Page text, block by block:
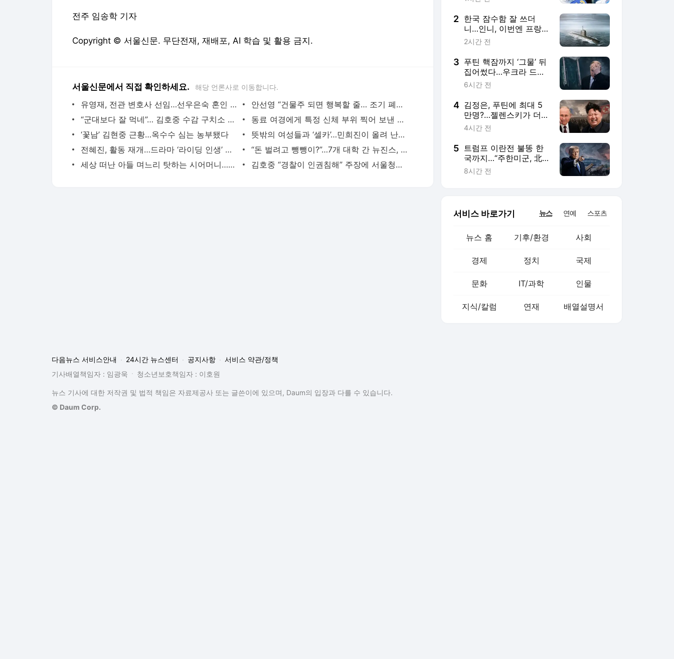
전주 임송학 기자
Copyright © 서울신문. 무단전재, 재배포, AI 학습 및 활용 금지.
서울신문에서 직접 확인하세요. 해당 언론사로 이동합니다.
유영재, 전관 변호사 선임…선우은숙 혼인 취소소송 대응
안선영 “건물주 되면 행복할 줄… 조기 폐경·번아웃”
“군대보다 잘 먹네”… 김호중 수감 구치소 식단 ‘화제’
동료 여경에게 특정 신체 부위 찍어 보낸 현직 경찰관
‘꽃남’ 김현중 근황…옥수수 심는 농부됐다
뜻밖의 여성들과 ‘셀카’…민희진이 올려 난리 난 사진
전혜진, 활동 재개…드라마 ‘라이딩 인생’ 출연 확정
“돈 벌려고 뺑뺑이?”…7개 대학 간 뉴진스, 수익금 ‘전액’ 기부
세상 떠난 아들 며느리 탓하는 시어머니…상속도 거부
김호중 “경찰이 인권침해” 주장에 서울청장 “동의 어렵다”
2 한국 잠수함 잘 쓰더
니…인니, 이번엔 프랑스
와 직접 만든다 [밀리터
2시간 전
3 푸틴 핵잠까지 ‘그물’ 뒤
집어썼다…우크라 드론
얼마나 무섭길래 [밀리
6시간 전
4 김정은, 푸틴에 최대 5
만명?…젤렌스키가 더
걱정한 건 따로 있다 [밀
4시간 전
5 트럼프 이란전 불똥 한
국까지…“주한미군, 北
과 전쟁 때 더 취약” [밀
8시간 전
서비스 바로가기 뉴스 연예 스포츠
뉴스 홈 기후/환경 사회
경제 정치 국제
문화 IT/과학 인물
지식/칼럼 연재 배열설명서
다음뉴스 서비스안내 24시간 뉴스센터 공지사항
서비스 약관/정책
기사배열책임자 : 임광욱
청소년보호책임자 : 이호원
뉴스 기사에 대한 저작권 및 법적 책임은 자료제공사 또는 글쓴이에 있으며, Daum의 입장과 다를 수 있습니다.
© Daum Corp.